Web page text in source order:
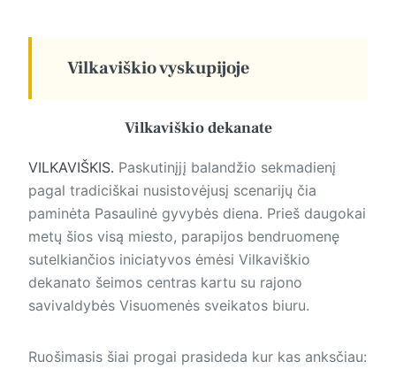
Vilkaviškio vyskupijoje
Vilkaviškio dekanate
VILKAVIŠKIS. Paskutinįjį balandžio sekmadienį
pagal tradiciškai nusistovėjusį scenarijų čia
paminėta Pasaulinė gyvybės diena. Prieš daugokai
metų šios visą miesto, parapijos bendruomenę
sutelkiančios iniciatyvos ėmėsi Vilkaviškio
dekanato šeimos centras kartu su rajono
savivaldybės Visuomenės sveikatos biuru.
Ruošimasis šiai progai prasideda kur kas anksčiau: